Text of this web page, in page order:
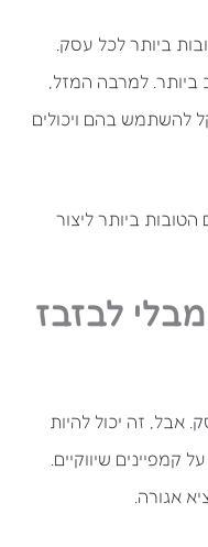
ביותר לכל עסק.
ביותר. למרבה המזל,
להשתמש בהם ויכולים
ביותר ליצור
מבלי לבזבז
אבל, זה יכול להיות
קמפיינים שיווקיים.